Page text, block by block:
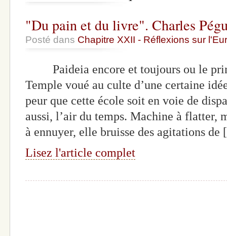
"Du pain et du livre". Charles
Posté dans Chapitre XXII - Réflexions sur
Paideia encore et toujours ou le
Temple voué au culte d’une certaine
peur que cette école soit en voie de
aussi, l’air du temps. Machine à flatter,
à ennuyer, elle bruisse des agitations
Lisez l'article complet